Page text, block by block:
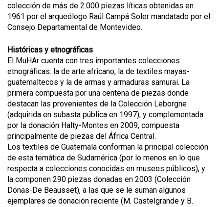
colección de más de 2.000 piezas líticas obtenidas en
1961 por el arqueólogo Raúl Campá Soler mandatado por el
Consejo Departamental de Montevideo.
Históricas y etnográficas
El MuHAr cuenta con tres importantes colecciones
etnográficas: la de arte africano, la de textiles mayas-
guatemaltecos y la de armas y armaduras samurai. La
primera compuesta por una centena de piezas donde
destacan las provenientes de la Colección Leborgne
(adquirida en subasta pública en 1997), y complementada
por la donación Halty-Montes en 2009, compuesta
principalmente de piezas del África Central.
Los textiles de Guatemala conforman la principal colección
de esta temática de Sudamérica (por lo menos en lo que
respecta a colecciones conocidas en museos públicos), y
la componen 290 piezas donadas en 2003 (Colección
Donas-De Beausset), a las que se le suman algunos
ejemplares de donación reciente (M. Castelgrande y B.